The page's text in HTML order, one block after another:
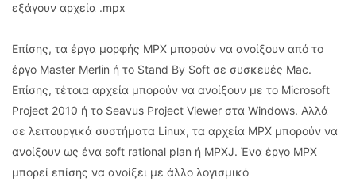
εξάγουν αρχεία .mpx
Επίσης, τα έργα μορφής MPX μπορούν να ανοίξουν από το
έργο Master Merlin ή το Stand By Soft σε συσκευές Mac.
Επίσης, τέτοια αρχεία μπορούν να ανοίξουν με το Microsoft
Project 2010 ή το Seavus Project Viewer στα Windows. Αλλά
σε λειτουργικά συστήματα Linux, τα αρχεία MPX μπορούν να
ανοίξουν ως ένα soft rational plan ή MPXJ. Ένα έργο MPX
μπορεί επίσης να ανοίξει με άλλο λογισμικό